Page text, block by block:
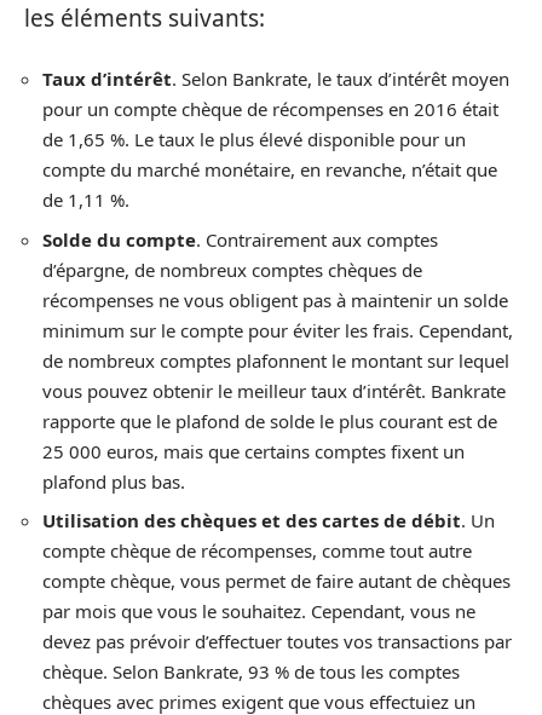
les éléments suivants:
Taux d’intérêt. Selon Bankrate, le taux d’intérêt moyen
pour un compte chèque de récompenses en 2016 était
de 1,65 %. Le taux le plus élevé disponible pour un
compte du marché monétaire, en revanche, n’était que
de 1,11 %.
Solde du compte. Contrairement aux comptes
d’épargne, de nombreux comptes chèques de
récompenses ne vous obligent pas à maintenir un solde
minimum sur le compte pour éviter les frais. Cependant,
de nombreux comptes plafonnent le montant sur lequel
vous pouvez obtenir le meilleur taux d’intérêt. Bankrate
rapporte que le plafond de solde le plus courant est de
25 000 euros, mais que certains comptes fixent un
plafond plus bas.
Utilisation des chèques et des cartes de débit. Un
compte chèque de récompenses, comme tout autre
compte chèque, vous permet de faire autant de chèques
par mois que vous le souhaitez. Cependant, vous ne
devez pas prévoir d’effectuer toutes vos transactions par
chèque. Selon Bankrate, 93 % de tous les comptes
chèques avec primes exigent que vous effectuiez un